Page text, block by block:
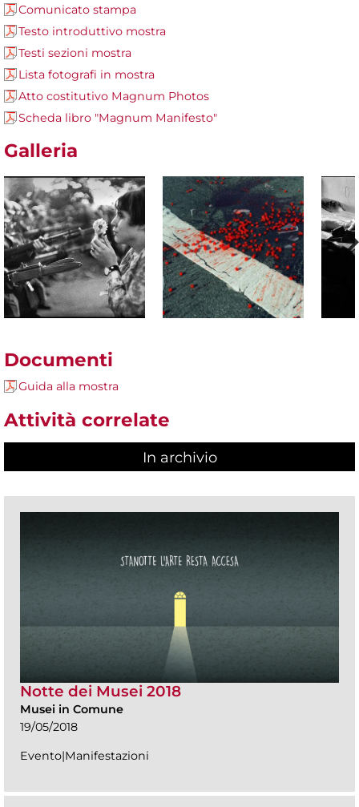
Comunicato stampa
Testo introduttivo mostra
Testi sezioni mostra
Lista fotografi in mostra
Atto costitutivo Magnum Photos
Scheda libro "Magnum Manifesto"
Galleria
Documenti
Guida alla mostra
Attività correlate
In archivio
Notte dei Musei 2018
Musei in Comune
19/05/2018
Evento|Manifestazioni